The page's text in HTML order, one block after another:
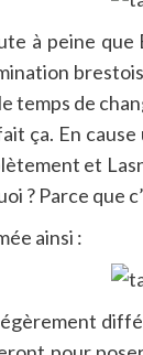
à peine
temps de
ça. En
et
? Parce
ainsi :